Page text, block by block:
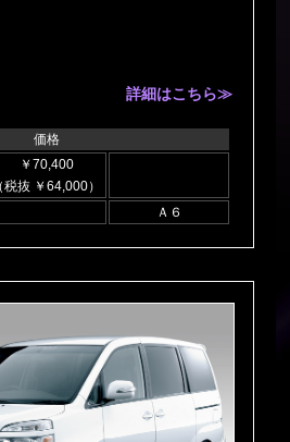
詳細はこちら≫
価格
￥70,400
（税抜 ￥64,000）
Ａ６